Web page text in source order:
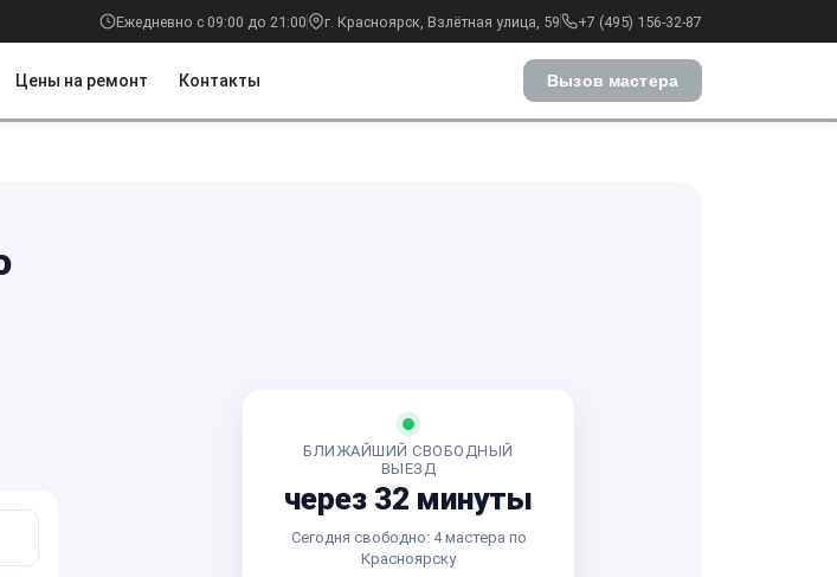
Ежедневно с 09:00 до 21:00 г. Красноярск, Взлётная улица, 59 +7 (495) 156-32-87
Цены на ремонт Контакты Вызов мастера
БЛИЖАЙШИЙ СВОБОДНЫЙ
ВЫЕЗД
через 32 минуты
Сегодня свободно: 4 мастера по
Красноярску